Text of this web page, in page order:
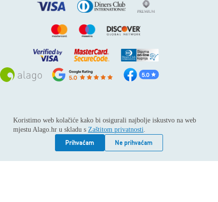
Koristimo web kolačiće kako bi osigurali najbolje iskustvo na web
mjestu Alago.hr u skladu s Zaštitom privatnosti.
Prihvaćam
Ne prihvaćam
Sva prava pridržana © 2026
Alago
ALAGO d.o.o. trgovina, usluge i zastupanje stranih tvrtki /
Adresa: Horvati 112, 10436 Rakov potok / Telefon: +385 1
6539 392 / E-mail: kontakt@alago.hr / Podaci o subjektu:
Subjekt je upisan kod Trgovačkog suda u Zagrebu pod
reg.uloškom broj 1-53420. / MBS: 080046630 / OIB: